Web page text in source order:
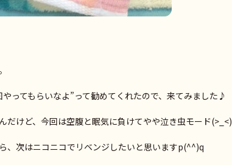
ってもらいなよ”って勧めてくれたので、来てみました♪
だけど、今回は空腹と眠気に負けてやや泣き虫モード(>_<)
、次はニコニコでリベンジしたいと思いますp(^^)q